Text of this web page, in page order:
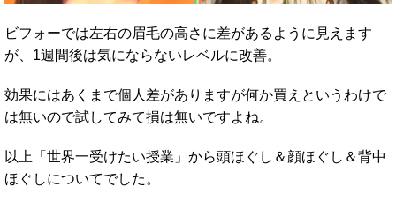
ビフォーでは左右の眉毛の高さに差があるように見えます
が、1週間後は気にならないレベルに改善。
効果にはあくまで個人差がありますが何か買えというわけで
は無いので試してみて損は無いですよね。
以上「世界一受けたい授業」から頭ほぐし＆顔ほぐし＆背中
ほぐしについてでした。